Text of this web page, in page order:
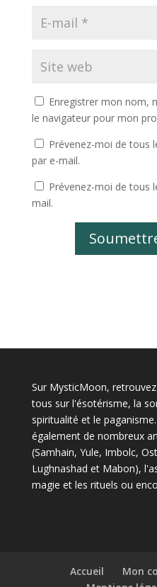
Enregistrer mon nom,
le navigateur pour mon
Prévenez-moi de tous
par e-mail.
Prévenez-moi de tous
mail.
Sur MysticMoon,
tous sur l'ésotérisme, la
spiritualité et le
également de nombreux
(Samhain, Yule, Imbolc,
Lughnashad et Mabon),
magie et les rituels ou
Accueil Mon